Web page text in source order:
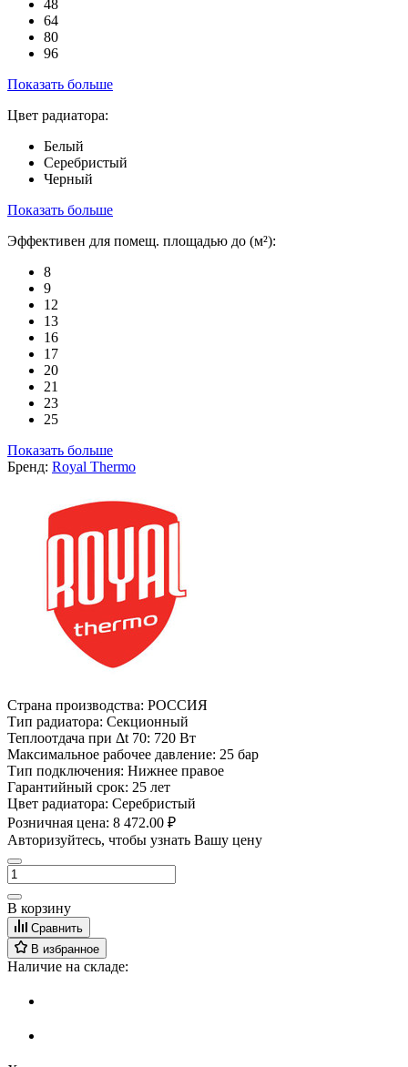
48
64
80
96
Показать больше
Цвет радиатора:
Белый
Серебристый
Черный
Показать больше
Эффективен для помещ. площадью до (м²):
8
9
12
13
16
17
20
21
23
25
Показать больше
Бренд: Royal Thermo
Страна производства: РОССИЯ
Тип радиатора: Секционный
Теплоотдача при Δt 70: 720 Вт
Максимальное рабочее давление: 25 бар
Тип подключения: Нижнее правое
Гарантийный срок: 25 лет
Цвет радиатора: Серебристый
Розничная цена: 8 472.00 ₽
Авторизуйтесь, чтобы узнать Вашу цену
В корзину
Сравнить
В избранное
Наличие на складе: